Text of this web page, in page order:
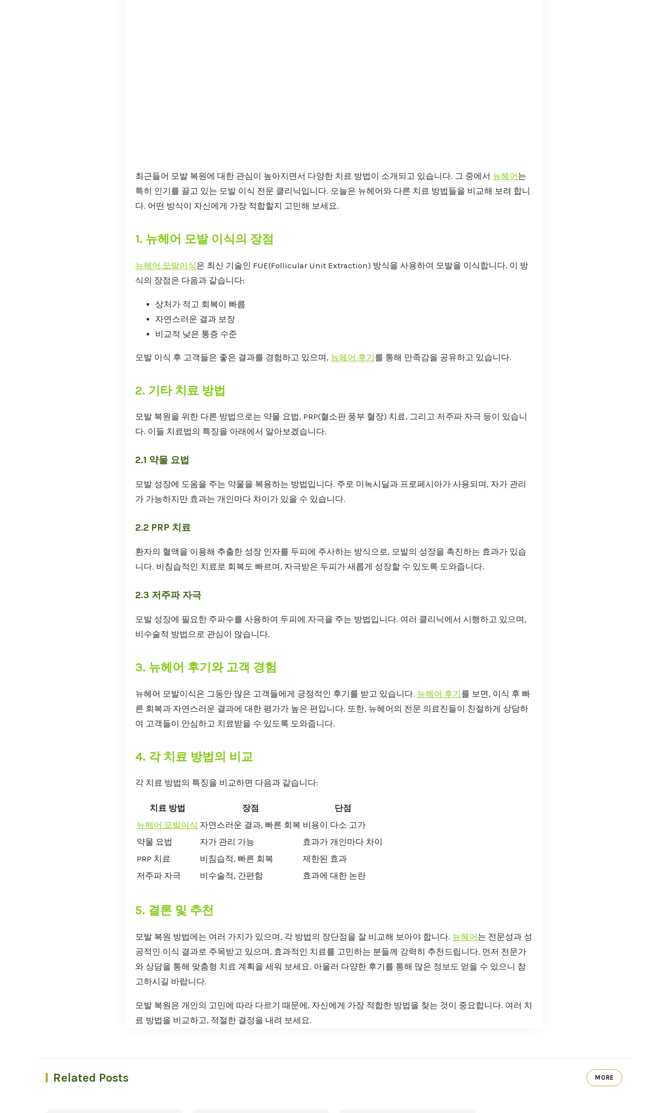
최근들어 모발 복원에 대한 관심이 높아지면서 다양한 치료 방법이 소개되고 있습니다. 그 중에서 뉴헤어 는
특히 인기를 끌고 있는 모발 이식 전문 클리닉입니다. 오늘은 뉴헤어와 다른 치료 방법들을 비교해 보려 합니
다. 어떤 방식이 자신에게 가장 적합할지 고민해 보세요.
1. 뉴헤어 모발 이식의 장점
뉴헤어 모발이식은 최신 기술인 FUE(Follicular Unit Extraction) 방식을 사용하여 모발을 이식합니다. 이 방
식의 장점은 다음과 같습니다:
상처가 적고 회복이 빠름
자연스러운 결과 보장
비교적 낮은 통증 수준
모발 이식 후 고객들은 좋은 결과를 경험하고 있으며, 뉴헤어 후기 를 통해 만족감을 공유하고 있습니다.
2. 기타 치료 방법
모발 복원을 위한 다른 방법으로는 약물 요법, PRP(혈소판 풍부 혈장) 치료, 그리고 저주파 자극 등이 있습니
다. 이들 치료법의 특징을 아래에서 알아보겠습니다.
2.1 약물 요법
모발 성장에 도움을 주는 약물을 복용하는 방법입니다. 주로 미녹시딜과 프로페시아가 사용되며, 자가 관리
가 가능하지만 효과는 개인마다 차이가 있을 수 있습니다.
2.2 PRP 치료
환자의 혈액을 이용해 추출한 성장 인자를 두피에 주사하는 방식으로, 모발의 성장을 촉진하는 효과가 있습
니다. 비침습적인 치료로 회복도 빠르며, 자극받은 두피가 새롭게 성장할 수 있도록 도와줍니다.
2.3 저주파 자극
모발 성장에 필요한 주파수를 사용하여 두피에 자극을 주는 방법입니다. 여러 클리닉에서 시행하고 있으며,
비수술적 방법으로 관심이 많습니다.
3. 뉴헤어 후기와 고객 경험
뉴헤어 모발이식은 그동안 많은 고객들에게 긍정적인 후기를 받고 있습니다. 뉴헤어 후기 를 보면, 이식 후 빠
른 회복과 자연스러운 결과에 대한 평가가 높은 편입니다. 또한, 뉴헤어의 전문 의료진들이 친절하게 상담하
여 고객들이 안심하고 치료받을 수 있도록 도와줍니다.
4. 각 치료 방법의 비교
각 치료 방법의 특징을 비교하면 다음과 같습니다:
치료 방법 장점
단점
뉴헤어 모발이식 자연스러운 결과, 빠른 회복 비용이 다소 고가
약물 요법
자가 관리 가능
효과가 개인마다 차이
PRP 치료
비침습적, 빠른 회복
제한된 효과
저주파 자극
비수술적, 간편함 효과에 대한 논란
5. 결론 및 추천
모발 복원 방법에는 여러 가지가 있으며, 각 방법의 장단점을 잘 비교해 보아야 합니다. 뉴헤어 는 전문성과 성
공적인 이식 결과로 주목받고 있으며, 효과적인 치료를 고민하는 분들께 강력히 추천드립니다. 먼저 전문가
와 상담을 통해 맞춤형 치료 계획을 세워 보세요. 아울러 다양한 후기를 통해 많은 정보도 얻을 수 있으니 참
고하시길 바랍니다.
모발 복원은 개인의 고민에 따라 다르기 때문에, 자신에게 가장 적합한 방법을 찾는 것이 중요합니다. 여러 치
료 방법을 비교하고, 적절한 결정을 내려 보세요.
Related Posts MORE